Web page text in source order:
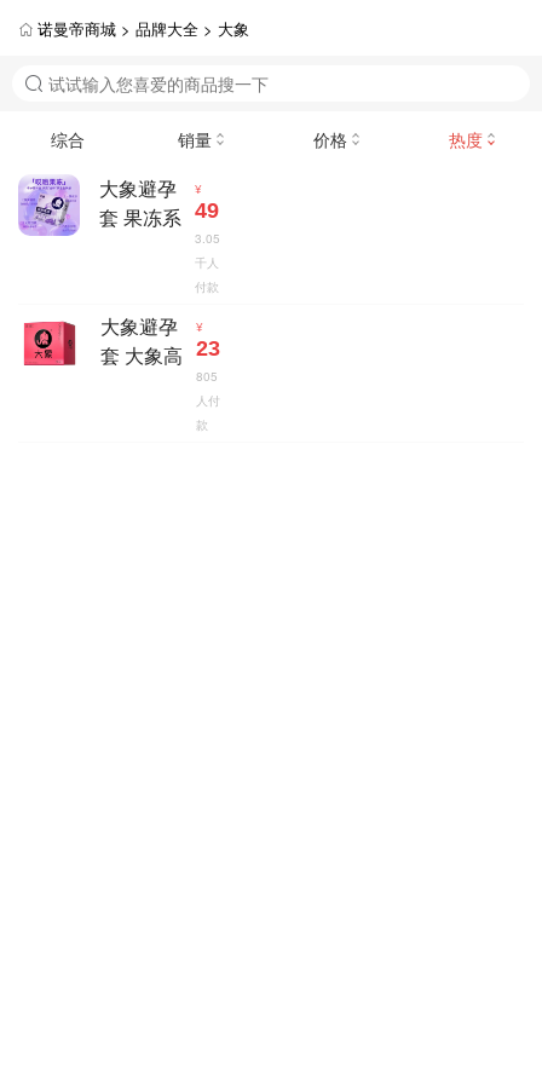
诺曼帝商城 > 品牌大全 > 大象
综合 销量 价格 热度
大象避孕
套 果冻系
【货号XB
Y-
¥
49
3.05
千人
付款
大象避孕
套 大象高
¥
23
805
人付
款